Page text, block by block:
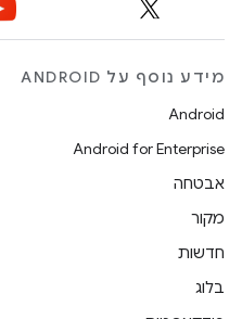
מידע נוסף על ANDROID
Android
Android for Enterprise
אבטחה
מקור
חדשות
בלוג